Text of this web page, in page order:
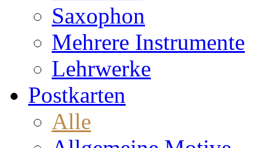
Saxophon
Mehrere Instrumente
Lehrwerke
Postkarten
Alle